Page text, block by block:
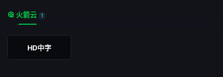
火箭云 1
HD中字